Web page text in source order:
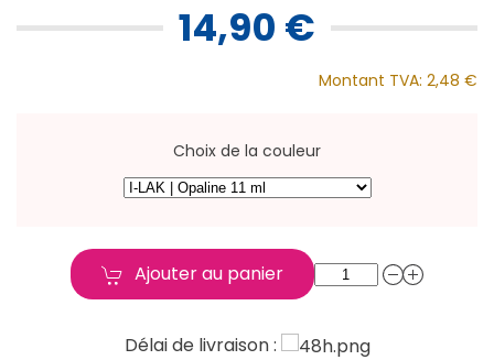
14,90 €
Montant TVA: 2,48 €
Choix de la couleur
Ajouter au panier
Délai de livraison :